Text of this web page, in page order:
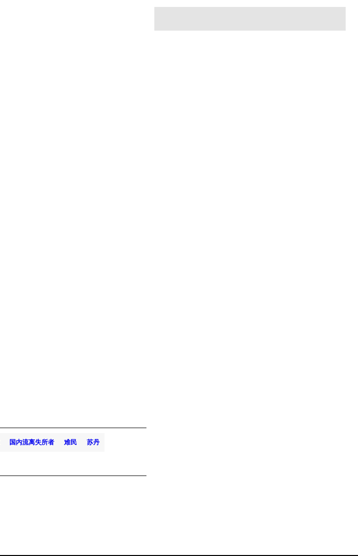
国内流离失所者 难民 苏丹